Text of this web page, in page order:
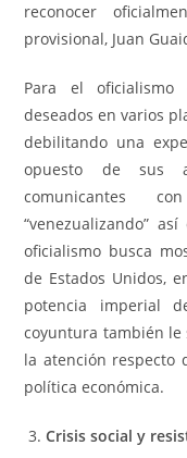
reconocer
provisional, Juan
Para el
deseados en varios
debilitando una
opuesto de sus
comunicantes
“venezualizando”
oficialismo busca
de Estados Unidos,
potencia imperial
coyuntura también le
la atención respecto
política económica.
Crisis social y